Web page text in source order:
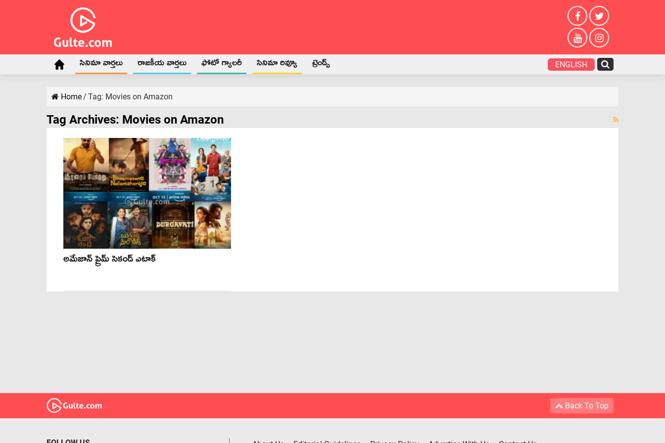
సినిమా వార్తలు రాజకీయ వార్తలు ఫోటో గ్యాలరీ సినిమా రివ్యూ ట్రెండ్స్ ENGLISH
Home/ Tag: Movies on Amazon
Tag Archives: Movies on Amazon
అమేజాన్ ప్రైమ్ సెకండ్ ఎటాక్
Back To Top